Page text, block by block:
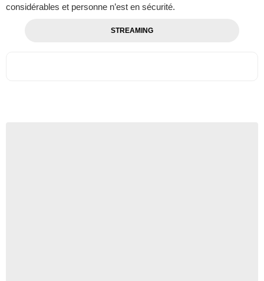
considérables et personne n’est en sécurité.
STREAMING